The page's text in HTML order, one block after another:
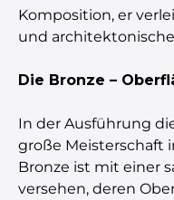
Komposition, er
und
Die Bronze –
In der Ausführung
große Meisterschaft
Bronze ist mit einer
versehen, deren